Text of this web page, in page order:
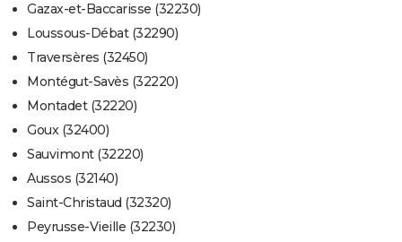
Gazax-et-Baccarisse (32230)
Loussous-Débat (32290)
Traversères (32450)
Montégut-Savès (32220)
Montadet (32220)
Goux (32400)
Sauvimont (32220)
Aussos (32140)
Saint-Christaud (32320)
Peyrusse-Vieille (32230)